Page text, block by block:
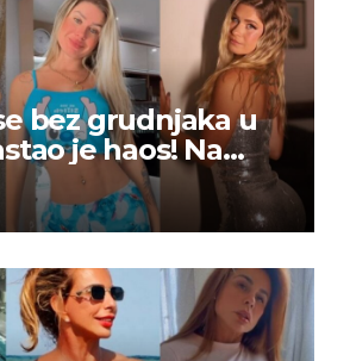
bez grudnjaka u
je haos! Na
napale (FOTO)